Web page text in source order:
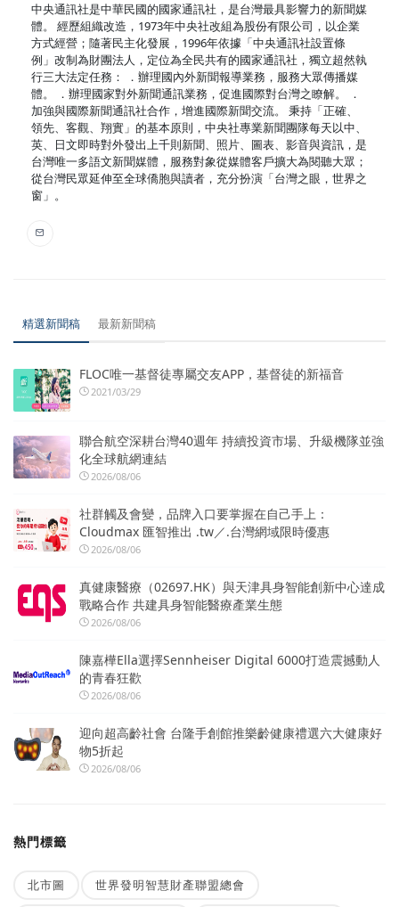
中央通訊社是中華民國的國家通訊社，是台灣最具影響力的新聞媒
體。 經歷組織改造，1973年中央社改組為股份有限公司，以企業
方式經營；隨著民主化發展，1996年依據「中央通訊社設置條
例」改制為財團法人，定位為全民共有的國家通訊社，獨立超然執
行三大法定任務： ．辦理國內外新聞報導業務，服務大眾傳播媒
體。 ．辦理國家對外新聞通訊業務，促進國際對台灣之瞭解。 ．
加強與國際新聞通訊社合作，增進國際新聞交流。 秉持「正確、
領先、客觀、翔實」的基本原則，中央社專業新聞團隊每天以中、
英、日文即時對外發出上千則新聞、照片、圖表、影音與資訊，是
台灣唯一多語文新聞媒體，服務對象從媒體客戶擴大為閱聽大眾；
從台灣民眾延伸至全球僑胞與讀者，充分扮演「台灣之眼，世界之
窗」。
精選新聞稿 最新新聞稿
FLOC唯一基督徒專屬交友APP，基督徒的新福音
2021/03/29
聯合航空深耕台灣40週年 持續投資市場、升級機隊並強
化全球航網連結
2026/08/06
社群觸及會變，品牌入口要掌握在自己手上：
Cloudmax 匯智推出 .tw／.台灣網域限時優惠
2026/08/06
真健康醫療（02697.HK）與天津具身智能創新中心達成
戰略合作 共建具身智能醫療產業生態
2026/08/06
陳嘉樺Ella選擇Sennheiser Digital 6000打造震撼動人
的青春狂歡
2026/08/06
迎向超高齡社會 台隆手創館推樂齡健康禮選六大健康好
物5折起
2026/08/06
熱門標籤
北市圖 世界發明智慧財產聯盟總會